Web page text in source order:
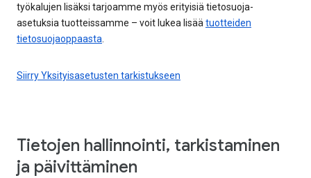
työkalujen lisäksi tarjoamme myös erityisiä tietosuoja-
asetuksia tuotteissamme – voit lukea lisää tuotteiden
tietosuojaoppaasta
Siirry Yksityisasetusten tarkistukseen
Tietojen hallinnointi, tarkistaminen
ja päivittäminen